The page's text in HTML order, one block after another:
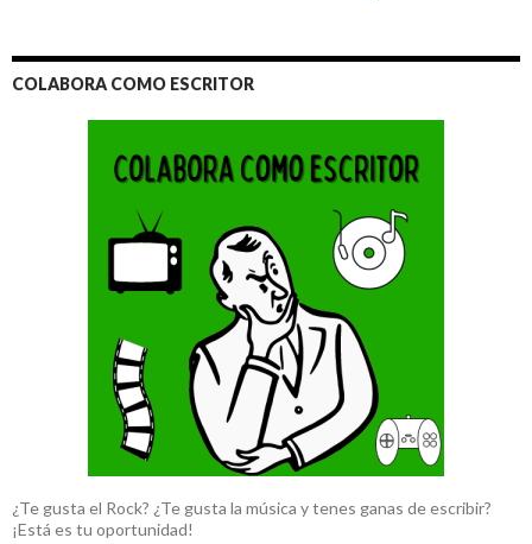
COLABORA COMO ESCRITOR
¿Te gusta el Rock? ¿Te gusta la música y tenes ganas de escribir?
¡Está es tu oportunidad!